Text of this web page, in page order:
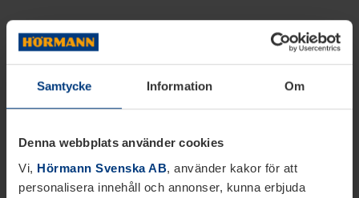
Samtycke Information Om
Denna webbplats använder cookies
Vi, Hörmann Svenska AB, använder kakor för att
personalisera innehåll och annonser, kunna erbjuda